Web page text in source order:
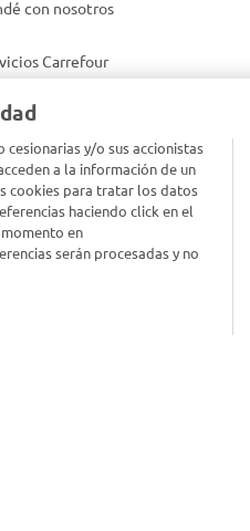
con nosotros
Carrefour
útil
de interés
cesionarias y/o sus accionistas
a la información de un
cookies para tratar los datos
haciendo click en el
en
serán procesadas y no